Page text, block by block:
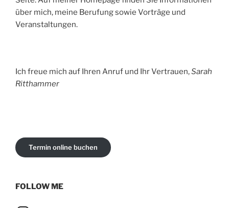
über mich, meine Berufung sowie Vorträge und
Veranstaltungen.
Ich freue mich auf Ihren Anruf und Ihr Vertrauen,Sarah
Ritthammer
Termin online buchen
FOLLOW ME